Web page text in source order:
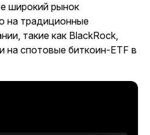
широкий рынок
на традиционные
такие как BlackRock,
на спотовые биткоин-ETF в